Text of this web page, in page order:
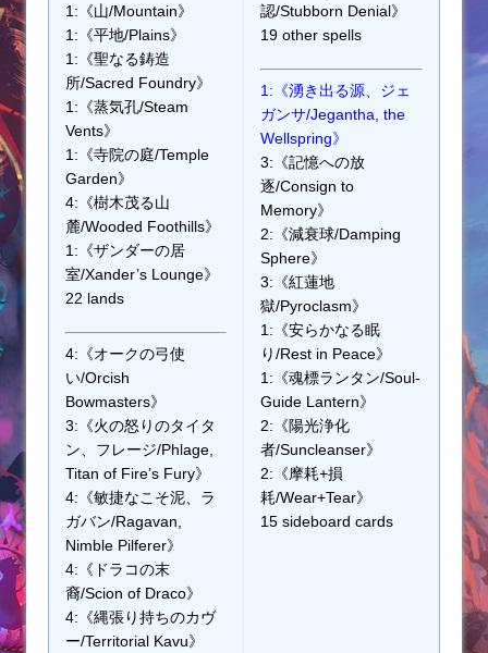
1:《山/Mountain》
1:《平地/Plains》
1:《聖なる鋳造
所/Sacred Foundry》
1:《蒸気孔/Steam
Vents》
1:《寺院の庭/Temple
Garden》
4:《樹木茂る山
麓/Wooded Foothills》
1:《ザンダーの居
室/Xander’s Lounge》
22 lands
4:《オークの弓使
い/Orcish
Bowmasters》
3:《火の怒りのタイタ
ン、フレージ/Phlage,
Titan of Fire’s Fury》
4:《敏捷なこそ泥、ラ
ガバン/Ragavan,
Nimble Pilferer》
4:《ドラコの末
裔/Scion of Draco》
4:《縄張り持ちのカヴ
ー/Territorial Kavu》
認/Stubborn Denial》
19 other spells
1:《湧き出る源、ジェ
ガンサ/Jegantha, the
Wellspring》
3:《記憶への放
逐/Consign to
Memory》
2:《減衰球/Damping
Sphere》
3:《紅蓮地
獄/Pyroclasm》
1:《安らかなる眠
り/Rest in Peace》
1:《魂標ランタン/Soul-
Guide Lantern》
2:《陽光浄化
者/Suncleanser》
2:《摩耗+損
耗/Wear+Tear》
15 sideboard cards